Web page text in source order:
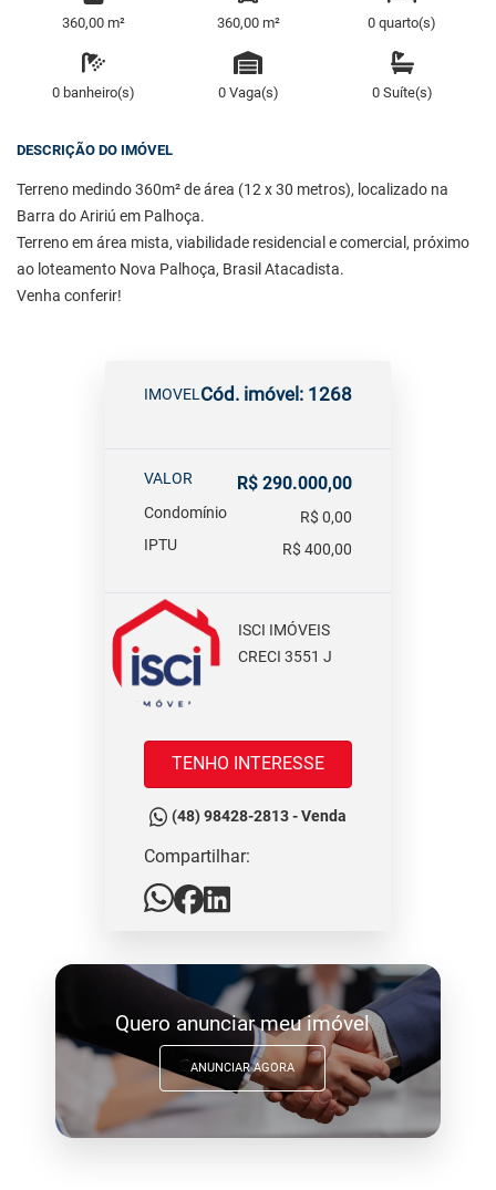
360,00 m² 360,00 m² 0 quarto(s)
0 banheiro(s) 0 Vaga(s) 0 Suíte(s)
DESCRIÇÃO DO IMÓVEL
Terreno medindo 360m² de área (12 x 30 metros), localizado na
Barra do Aririú em Palhoça.
Terreno em área mista, viabilidade residencial e comercial, próximo
ao loteamento Nova Palhoça, Brasil Atacadista.
Venha conferir!
IMOVELCód. imóvel: 1268
VALOR R$ 290.000,00
Condomínio
R$ 0,00
IPTU
R$ 400,00
ISCI IMÓVEIS
CRECI 3551 J
TENHO INTERESSE
(48) 98428-2813 - Venda
Compartilhar:
Quero anunciar meu imóvel
ANUNCIAR AGORA